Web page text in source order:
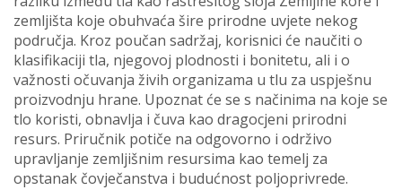
zemljišta koje obuhvaća šire prirodne uvjete nekog
područja. Kroz poučan sadržaj, korisnici će naučiti o
klasifikaciji tla, njegovoj plodnosti i bonitetu, ali i o
važnosti očuvanja živih organizama u tlu za uspješnu
proizvodnju hrane. Upoznat će se s načinima na koje se
tlo koristi, obnavlja i čuva kao dragocjeni prirodni
resurs. Priručnik potiče na odgovorno i održivo
upravljanje zemljišnim resursima kao temelj za
opstanak čovječanstva i budućnost poljoprivrede.